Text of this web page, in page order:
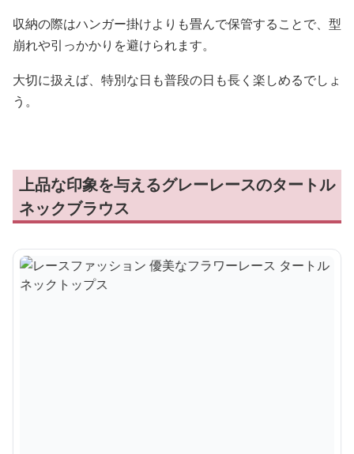
収納の際はハンガー掛けよりも畳んで保管することで、型
崩れや引っかかりを避けられます。
大切に扱えば、特別な日も普段の日も長く楽しめるでしょ
う。
上品な印象を与えるグレーレースのタートル
ネックブラウス